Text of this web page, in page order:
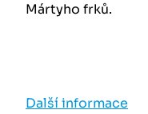
Mártyho frků.
Další informace